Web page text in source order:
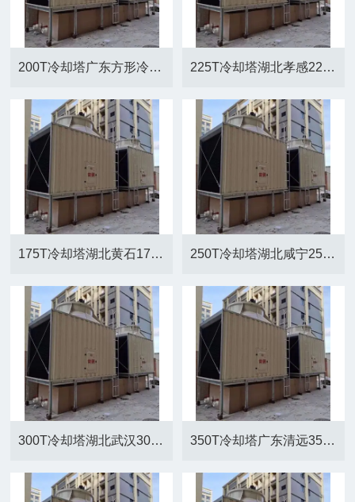
200T冷却塔广东方形冷却塔减速器厂家 225T冷却塔湖北孝感225T横流方形冷却塔厂家
175T冷却塔湖北黄石175T横流方形冷却塔厂家 250T冷却塔湖北咸宁250T横流方形冷却塔厂家
300T冷却塔湖北武汉300T横流方形冷却塔厂家 350T冷却塔广东清远350T横流方形冷却塔